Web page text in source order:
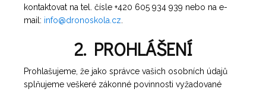
kontaktovat na tel. čísle +420 605 934 939 nebo na e-
mail: info@dronoskola.cz
2. PROHLÁŠENÍ
Prohlašujeme, že jako správce vašich osobních údajů
splňujeme veškeré zákonné povinnosti vyžadované